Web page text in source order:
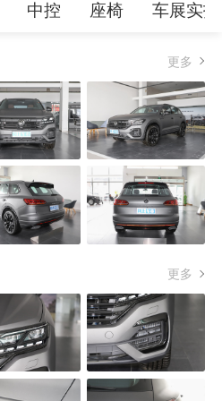
中控 座椅 车展实拍
更多
更多